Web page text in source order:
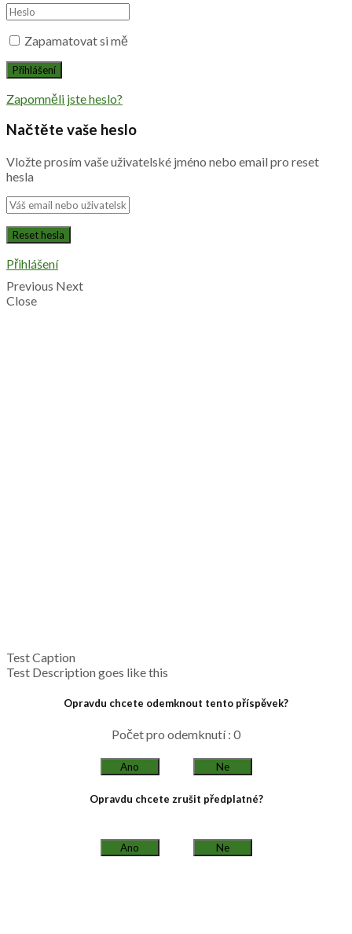
Zapamatovat si mě
Zapomněli jste heslo?
Načtěte vaše heslo
Vložte prosím vaše uživatelské jméno nebo email pro reset
hesla
Přihlášení
Previous Next
Close
Test Caption
Test Description goes like this
Opravdu chcete odemknout tento příspěvek?
Počet pro odemknutí : 0
Ano Ne
Opravdu chcete zrušit předplatné?
Ano Ne